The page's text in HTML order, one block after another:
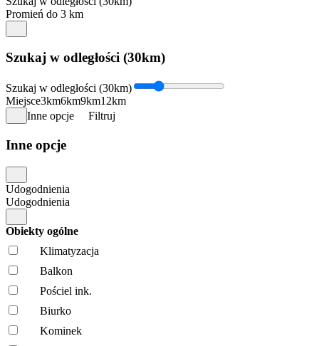
Promień do 3 km
Szukaj w odległości (30km)
Szukaj w odległości (30km)
Miejsce3km6km9km12km
Inne opcje
Filtruj
Inne opcje
Udogodnienia
Udogodnienia
Obiekty ogólne
Klimatyzacja
Balkon
Pościel ink.
Biurko
Kominek